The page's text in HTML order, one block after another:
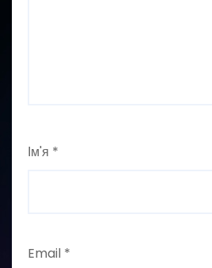
Ім'я *
Email *